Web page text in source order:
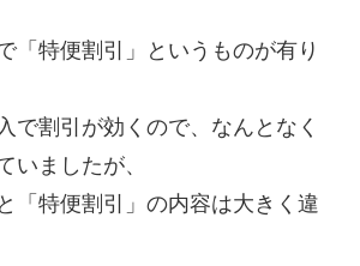
「特便割引」というものが有り
で割引が効くので、なんとなく
いましたが、
「特便割引」の内容は大きく違